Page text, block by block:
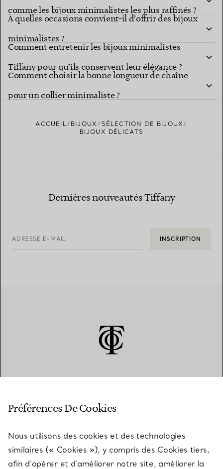
comme les bijoux minimalistes les plus raffinés ?
À quelles occasions convient-il d’offrir des bijoux
minimalistes ?
Comment entretenir les bijoux minimalistes
Tiffany pour qu’ils conservent leur élégance ?
Comment choisir la bonne longueur de chaîne
pour un collier minimaliste ?
ACCUEIL BIJOUX
SÉLECTION DE BIJOUX
BIJOUX DÉLICATS
Dernières nouveautés Tiffany
ADRESSE E-MAIL INSCRIPTION
SERVICES
Préférences De Cookies
Nous utilisons des cookies et des technologies
similaires (« Cookies »), y compris des Cookies tiers,
afin d’opérer et d’améliorer notre site, améliorer la